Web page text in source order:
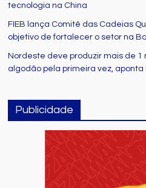
tecnologia na China
FIEB lança Comitê das Cadeias
objetivo de fortalecer o setor na
Nordeste deve produzir mais de
algodão pela primeira vez, aponta
Publicidade